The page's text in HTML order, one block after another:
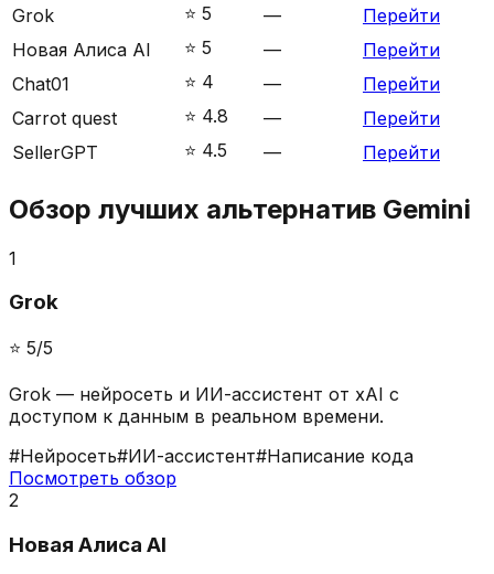
Grok
⭐️ 5 —
Перейти
Новая Алиса AI
⭐️ 5 —
Перейти
Chat01
⭐️ 4 —
Перейти
Carrot quest
⭐️ 4.8 —
Перейти
SellerGPT
⭐️ 4.5 — Перейти
Обзор лучших альтернатив Gemini
1
Grok
⭐️ 5/5
Grok — нейросеть и ИИ-ассистент от xAI с
доступом к данным в реальном времени.
#Нейросеть#ИИ-ассистент#Написание кода
Посмотреть обзор
2
Новая Алиса AI